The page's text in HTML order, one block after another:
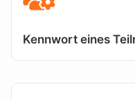
Kennwort eines